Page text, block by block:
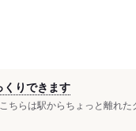
りできます
ちらは駅からちょっと離れ